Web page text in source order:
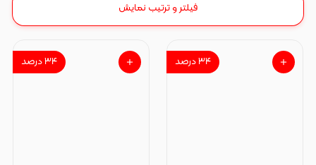
فیلتر و ترتیب نمایش
۳۴درصد ۳۴درصد